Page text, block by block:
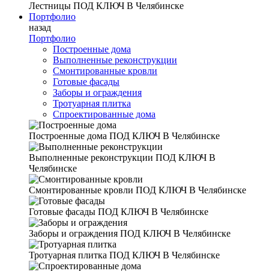
Лестницы ПОД КЛЮЧ В Челябинске
Портфолио
назад
Портфолио
Построенные дома
Выполненные реконструкции
Смонтированные кровли
Готовые фасады
Заборы и ограждения
Тротуарная плитка
Спроектированные дома
Построенные дома ПОД КЛЮЧ В Челябинске
Выполненные реконструкции ПОД КЛЮЧ В
Челябинске
Смонтированные кровли ПОД КЛЮЧ В Челябинске
Готовые фасады ПОД КЛЮЧ В Челябинске
Заборы и ограждения ПОД КЛЮЧ В Челябинске
Тротуарная плитка ПОД КЛЮЧ В Челябинске